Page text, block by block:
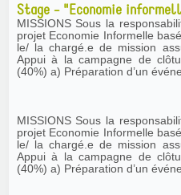
Stage - "Economie
MISSIONS Sous la responsabilité hiérarchique de la cheffe de
projet Economie Informelle
le/ la chargé.e de mission
Appui à la campagne de
(40%) a) Préparation d’un
MISSIONS Sous la responsabilité hiérarchique de la cheffe de
projet Economie Informelle
le/ la chargé.e de mission
Appui à la campagne de
(40%) a) Préparation d’un